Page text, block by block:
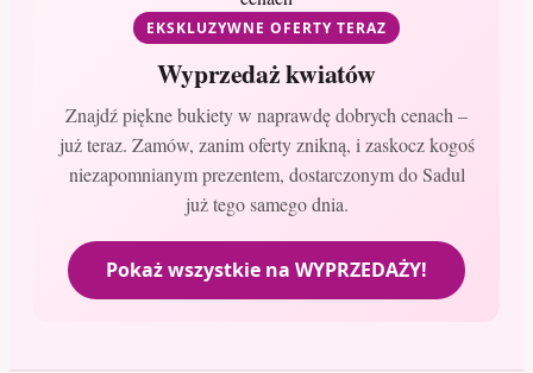
EKSKLUZYWNE OFERTY TERAZ
Wyprzedaż kwiatów
Znajdź piękne bukiety w naprawdę dobrych cenach –
już teraz. Zamów, zanim oferty znikną, i zaskocz kogoś
niezapomnianym prezentem, dostarczonym do Sadul
już tego samego dnia.
Pokaż wszystkie na WYPRZEDAŻY!